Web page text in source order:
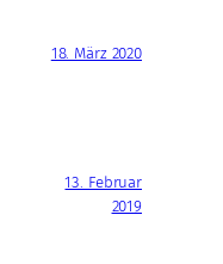
18. März 2020
13. Februar
2019